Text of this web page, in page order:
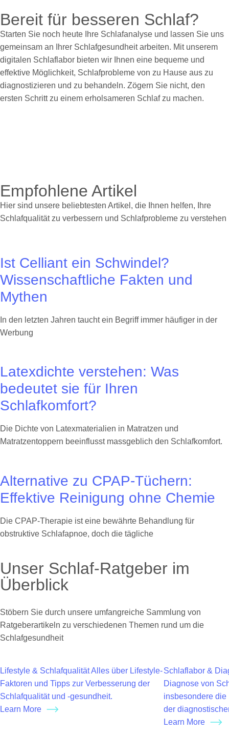
Bereit für besseren Schlaf?
Starten Sie noch heute Ihre Schlafanalyse und lassen Sie uns
gemeinsam an Ihrer Schlafgesundheit arbeiten. Mit unserem
digitalen Schlaflabor bieten wir Ihnen eine bequeme und
effektive Möglichkeit, Schlafprobleme von zu Hause aus zu
diagnostizieren und zu behandeln. Zögern Sie nicht, den
ersten Schritt zu einem erholsameren Schlaf zu machen.
Empfohlene Artikel
Hier sind unsere beliebtesten Artikel, die Ihnen helfen, Ihre
Schlafqualität zu verbessern und Schlafprobleme zu verstehen
Ist Celliant ein Schwindel?
Wissenschaftliche Fakten und
Mythen
In den letzten Jahren taucht ein Begriff immer häufiger in der
Werbung
Latexdichte verstehen: Was
bedeutet sie für Ihren
Schlafkomfort?
Die Dichte von Latexmaterialien in Matratzen und
Matratzentoppern beeinflusst massgeblich den Schlafkomfort.
Alternative zu CPAP-Tüchern:
Effektive Reinigung ohne Chemie
Die CPAP-Therapie ist eine bewährte Behandlung für
obstruktive Schlafapnoe, doch die tägliche
Unser Schlaf-Ratgeber im
Überblick
Stöbern Sie durch unsere umfangreiche Sammlung von
Ratgeberartikeln zu verschiedenen Themen rund um die
Schlafgesundheit
Lifestyle & SchlafqualitätAlles über Lifestyle-
Faktoren und Tipps zur Verbesserung der
Schlafqualität und -gesundheit.
Learn More
Schlaflabor &
Diagnose von
insbesondere
der
Learn More